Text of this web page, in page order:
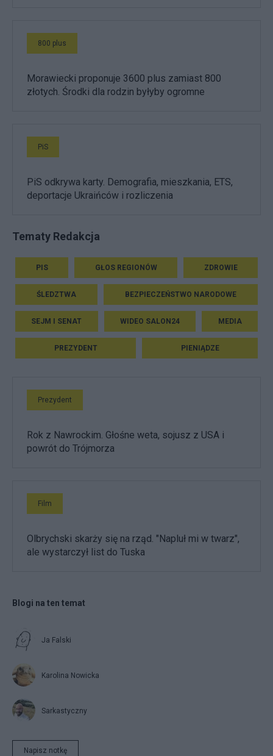
800 plus
Morawiecki proponuje 3600 plus zamiast 800
złotych. Środki dla rodzin byłyby ogromne
PiS
PiS odkrywa karty. Demografia, mieszkania, ETS,
deportacje Ukraińców i rozliczenia
Tematy Redakcja
PIS GŁOS REGIONÓW ZDROWIE
ŚLEDZTWA BEZPIECZEŃSTWO NARODOWE
SEJM I SENAT WIDEO SALON24 MEDIA
PREZYDENT PIENIĄDZE
Prezydent
Rok z Nawrockim. Głośne weta, sojusz z USA i
powrót do Trójmorza
Film
Olbrychski skarży się na rząd. "Napluł mi w twarz",
ale wystarczył list do Tuska
Blogi na ten temat
Ja Falski
Karolina Nowicka
Sarkastyczny
Napisz notkę